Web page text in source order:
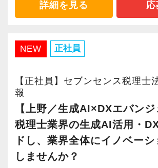
どの案件も発生します。
ありません。
国際税務で英語と接することもあ
み書きができなくとも翻訳アプリ
えば誰でも対応することができま
そのため、英語にアレルギーさえ
れば語学力がなくても一切問題あ
各々が自分らしさを活かしながら
えの利かないパートナー」として
法人化から9年経過し、おかげさ
上がり。増加の一途をたどる多種
からのご要望に対してより柔軟に
制を整えるため、新たなスタッフ
す！
＜既存顧客の潜在ニーズを幅広く
詳細を見る 応
NEW 正社員
【正社員】セブンセンス税理士
報
【上野／生成AI×DXエバンジ
税理士業界の生成AI活用・
ドし、業界全体にイノベーシ
しませんか？